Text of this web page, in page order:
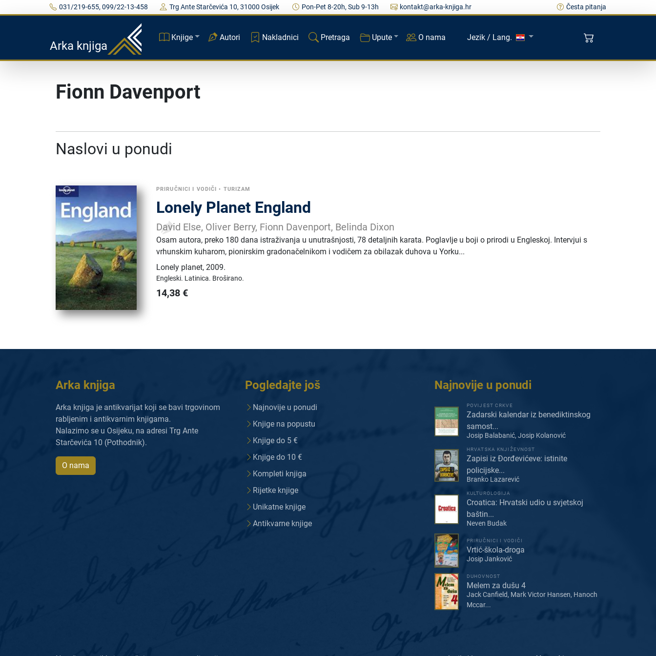
031/219-655, 099/22-13-458 Trg Ante Starčevića 10, 31000 Osijek Pon-Pet 8-20h, Sub 9-13h kontakt@arka-knjiga.hr Česta pitanja
Arka knjiga
Knjige Autori Nakladnici Pretraga Upute O nama Jezik / Lang.
Fionn Davenport
Naslovi u ponudi
PRIRUČNICI I VODIČI • TURIZAM
Lonely Planet England
David Else, Oliver Berry, Fionn Davenport, Belinda Dixon
Osam autora, preko 180 dana istraživanja u unutrašnjosti, 78 detaljnih karata. Poglavlje u boji o prirodi u Engleskoj. Intervjui s
vrhunskim kuharom, pionirskim gradonačelnikom i vodičem za obilazak duhova u Yorku...
Lonely planet, 2009.
Engleski. Latinica. Broširano.
14,38 €
Arka knjiga
Arka knjiga je antikvarijat koji se bavi trgovinom
rabljenim i antikvarnim knjigama.
Nalazimo se u Osijeku, na adresi Trg Ante
Starčevića 10 (Pothodnik).
O nama
Pogledajte još
Najnovije u ponudi
Knjige na popustu
Knjige do 5 €
Knjige do 10 €
Kompleti knjiga
Rijetke knjige
Unikatne knjige
Antikvarne knjige
Najnovije u ponudi
POVIJEST CRKVE
Zadarski kalendar iz benediktinskog
samost...
Josip Balabanić, Josip Kolanović
HRVATSKA KNJIŽEVNOST
Zapisi iz Đorđevićeve: istinite
policijske...
Branko Lazarević
KULTUROLOGIJA
Croatica: Hrvatski udio u svjetskoj
baštin...
Neven Budak
PRIRUČNICI I VODIČI
Vrtić-škola-droga
Josip Janković
DUHOVNOST
Melem za dušu 4
Jack Canfield, Mark Victor Hansen, Hanoch
Mccar...